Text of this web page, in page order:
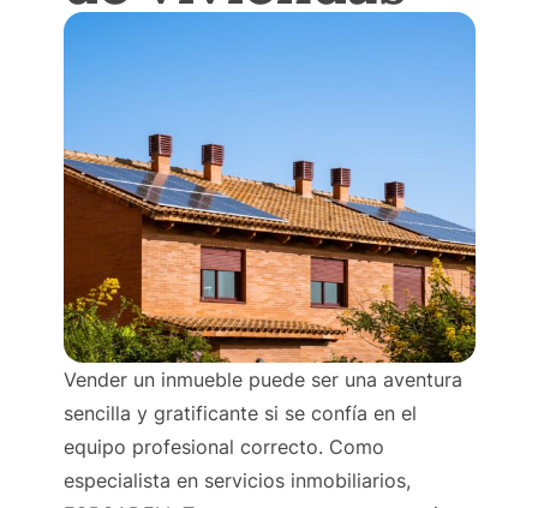
Vender un inmueble puede ser una aventura
sencilla y gratificante si se confía en el
equipo profesional correcto. Como
especialista en servicios inmobiliarios,